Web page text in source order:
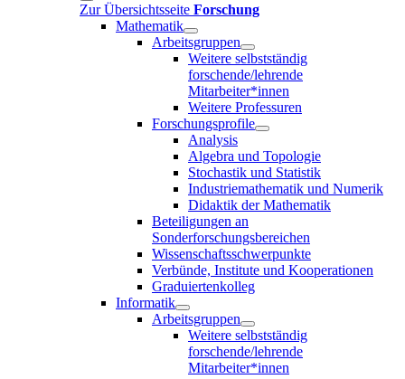
Zur Übersichtsseite Forschung
Mathematik
Arbeitsgruppen
Weitere selbstständig
forschende/lehrende
Mitarbeiter*innen
Weitere Professuren
Forschungsprofile
Analysis
Algebra und Topologie
Stochastik und Statistik
Industriemathematik und Numerik
Didaktik der Mathematik
Beteiligungen an
Sonderforschungsbereichen
Wissenschaftsschwerpunkte
Verbünde, Institute und Kooperationen
Graduiertenkolleg
Informatik
Arbeitsgruppen
Weitere selbstständig
forschende/lehrende
Mitarbeiter*innen